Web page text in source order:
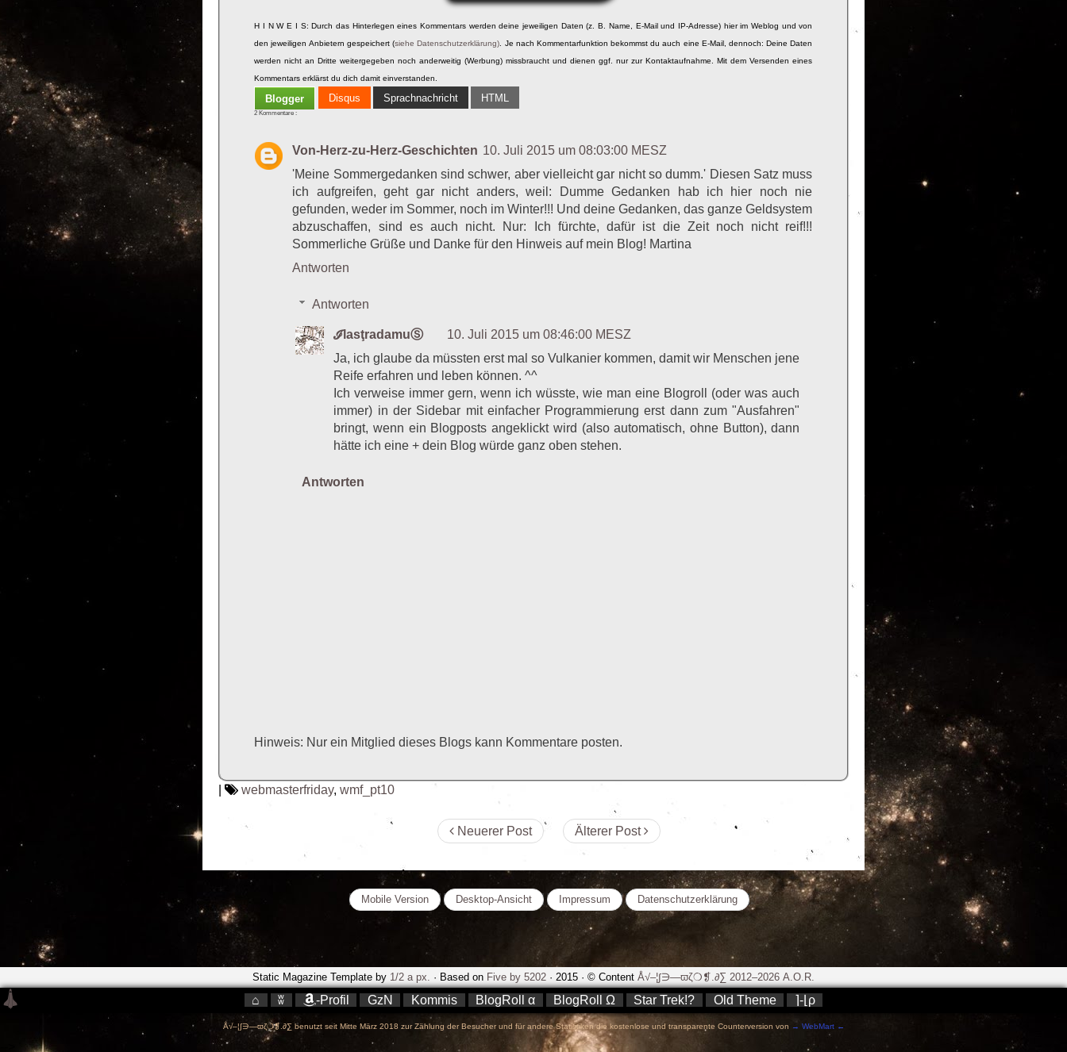
Zeitloses
Existenz & Angst
Freiheit
Urlaubsreisen
Mein erster Baum, ein Biotot und ein C02-neutraler Blog
Blog-Steckbrief: Wer bin ich?
H I N W E I S: Durch das Hinterlegen eines Kommentars werden deine jeweiligen Daten (z. B. Name, E-Mail und IP-Adresse) hier im Weblog und von
den jeweiligen Anbietern gespeichert (siehe Datenschutzerklärung) . Je nach Kommentarfunktion bekommst du auch eine E-Mail, dennoch: Deine Daten
werden nicht an Dritte weitergegeben noch anderweitig (Werbung) missbraucht und dienen ggf. nur zur Kontaktaufnahme. Mit dem Versenden eines
Kommentars erklärst du dich damit einverstanden.
Blogger Disqus Sprachnachricht HTML
2 Kommentare :
Von-Herz-zu-Herz-Geschichten 10. Juli 2015 um 08:03:00 MESZ
'Meine Sommergedanken sind schwer, aber vielleicht gar nicht so dumm.' Diesen Satz muss
ich aufgreifen, geht gar nicht anders, weil: Dumme Gedanken hab ich hier noch nie
gefunden, weder im Sommer, noch im Winter!!! Und deine Gedanken, das ganze Geldsystem
abzuschaffen, sind es auch nicht. Nur: Ich fürchte, dafür ist die Zeit noch nicht reif!!!
Sommerliche Grüße und Danke für den Hinweis auf mein Blog! Martina
Antworten
Antworten
ℐlasţradamuⓈ
10. Juli 2015 um 08:46:00 MESZ
Ja, ich glaube da müssten erst mal so Vulkanier kommen, damit wir Menschen jene
Reife erfahren und leben können. ^^
Ich verweise immer gern, wenn ich wüsste, wie man eine Blogroll (oder was auch
immer) in der Sidebar mit einfacher Programmierung erst dann zum "Ausfahren"
bringt, wenn ein Blogposts angeklickt wird (also automatisch, ohne Button), dann
hätte ich eine + dein Blog würde ganz oben stehen.
Antworten
Hinweis: Nur ein Mitglied dieses Blogs kann Kommentare posten.
| webmasterfriday,wmf_pt10
Neuerer Post Älterer Post
Mobile Version Desktop-Ansicht Impressum Datenschutzerklärung
Static Magazine Template by 1/2 a px. · Based on Five by 5202 · 2015 · © Content Å√–¦∫∋—ϖζ❍❡.∂∑ 2012–2026 A.O.R.
⌂ ʬ -Profil GzN Kommis BlogRoll α BlogRoll Ω Star Trek!? Old Theme ⌉-⌊ρ
Å√–¦∫∋—ϖζ❍❡.∂∑ benutzt seit Mitte März 2018 zur Zählung der Besucher und für andere Statistiken die kostenlose und transparente Counterversion von → WebMart ←